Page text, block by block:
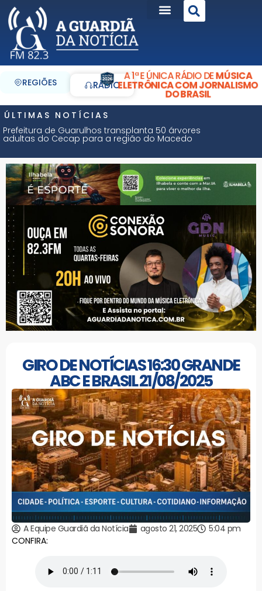
REGIÕES RÁDIO
A 1ª E ÚNICA RÁDIO DEMÚSICA
ELETRÔNICA COM JORNALISMO
DO BRASIL
ÚLTIMAS NOTÍCIAS
Prefeitura de Guarulhos transplanta 50 árvores
adultas do Cecap para a região do Macedo
GIRO DE NOTÍCIAS 16:30 GRANDE
ABC E BRASIL 21/08/2025
A Equipe Guardiã da Notícia agosto 21, 2025
5:04 pm
CONFIRA: